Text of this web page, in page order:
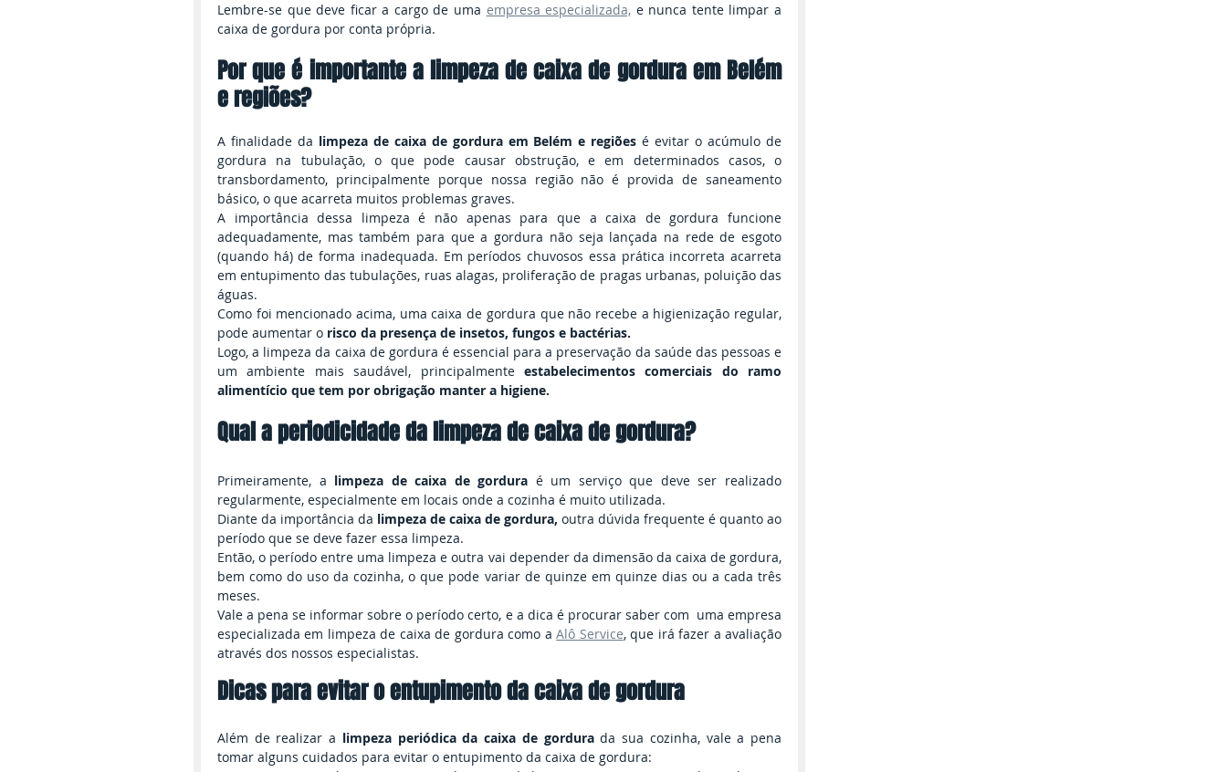
Lembre-se que deve ficar a cargo de uma empresa especializada, e nunca tente limpar a
caixa de gordura por conta própria.
Por que é importante a limpeza de caixa de gordura em Belém
e regiões?
A finalidade da limpeza de caixa de gordura em Belém e regiões é evitar o acúmulo de
gordura na tubulação, o que pode causar obstrução, e em determinados casos, o
transbordamento, principalmente porque nossa região não é provida de saneamento
básico, o que acarreta muitos problemas graves.
A importância dessa limpeza é não apenas para que a caixa de gordura funcione
adequadamente, mas também para que a gordura não seja lançada na rede de esgoto
(quando há) de forma inadequada. Em períodos chuvosos essa prática incorreta acarreta
em entupimento das tubulações, ruas alagas, proliferação de pragas urbanas, poluição das
águas.
Como foi mencionado acima, uma caixa de gordura que não recebe a higienização regular,
pode aumentar o risco da presença de insetos, fungos e bactérias.
Logo, a limpeza da caixa de gordura é essencial para a preservação da saúde das pessoas e
um ambiente mais saudável, principalmente estabelecimentos comerciais do ramo
alimentício que tem por obrigação manter a higiene.
Qual a periodicidade da limpeza de caixa de gordura?
Primeiramente, a limpeza de caixa de gordura é um serviço que deve ser realizado
regularmente, especialmente em locais onde a cozinha é muito utilizada.
Diante da importância da limpeza de caixa de gordura, outra dúvida frequente é quanto ao
período que se deve fazer essa limpeza.
Então, o período entre uma limpeza e outra vai depender da dimensão da caixa de gordura,
bem como do uso da cozinha, o que pode variar de quinze em quinze dias ou a cada três
meses.
Vale a pena se informar sobre o período certo, e a dica é procurar saber com  uma empresa
especializada em limpeza de caixa de gordura como a Alô Service, que irá fazer a avaliação
através dos nossos especialistas.
Dicas para evitar o entupimento da caixa de gordura
Além de realizar a limpeza periódica da caixa de gordura da sua cozinha, vale a pena
tomar alguns cuidados para evitar o entupimento da caixa de gordura: